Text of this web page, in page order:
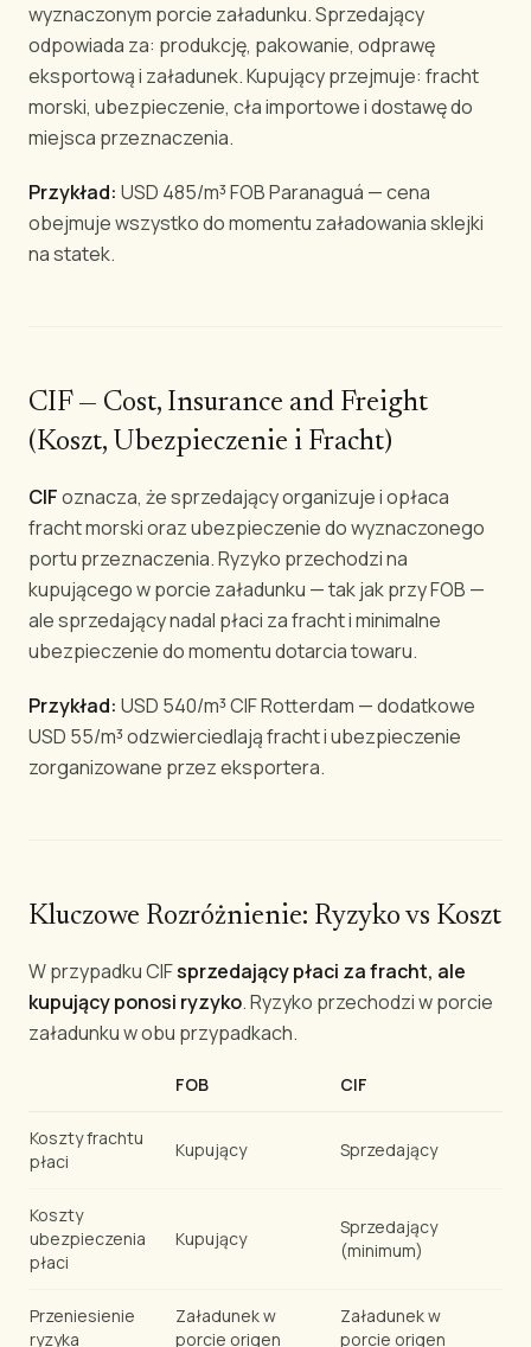
wyznaczonym porcie załadunku. Sprzedający
odpowiada za: produkcję, pakowanie, odprawę
eksportową i załadunek. Kupujący przejmuje: fracht
morski, ubezpieczenie, cła importowe i dostawę do
miejsca przeznaczenia.
Przykład: USD 485/m³ FOB Paranaguá — cena
obejmuje wszystko do momentu załadowania sklejki
na statek.
CIF — Cost, Insurance and Freight
(Koszt, Ubezpieczenie i Fracht)
CIFoznacza, że sprzedający organizuje i opłaca
fracht morski oraz ubezpieczenie do wyznaczonego
portu przeznaczenia. Ryzyko przechodzi na
kupującego w porcie załadunku — tak jak przy FOB —
ale sprzedający nadal płaci za fracht i minimalne
ubezpieczenie do momentu dotarcia towaru.
Przykład: USD 540/m³ CIF Rotterdam — dodatkowe
USD 55/m³ odzwierciedlają fracht i ubezpieczenie
zorganizowane przez eksportera.
Kluczowe Rozróżnienie: Ryzyko vs Koszt
W przypadku CIFsprzedający płaci za fracht, ale
kupujący ponosi ryzyko. Ryzyko przechodzi w porcie
załadunku w obu przypadkach.
FOB CIF
Koszty frachtu
płaci
Kupujący Sprzedający
Koszty
ubezpieczenia
płaci
Kupujący
Sprzedający
(minimum)
Przeniesienie
ryzyka
Załadunek w
porcie origen
Załadunek w
porcie origen